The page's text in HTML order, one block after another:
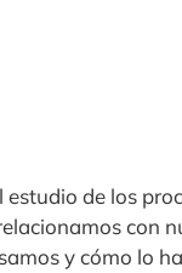
de los
con
y cómo lo